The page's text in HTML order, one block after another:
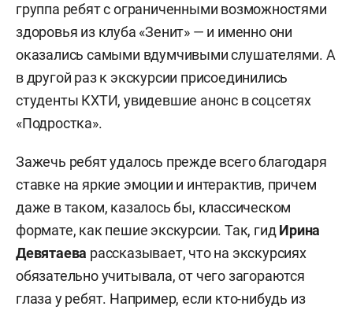
группа ребят с ограниченными возможностями
здоровья из клуба «Зенит» — и именно они
оказались самыми вдумчивыми слушателями. А
в другой раз к экскурсии присоединились
студенты КХТИ, увидевшие анонс в соцсетях
«Подростка».
Зажечь ребят удалось прежде всего благодаря
ставке на яркие эмоции и интерактив, причем
даже в таком, казалось бы, классическом
формате, как пешие экскурсии. Так, гидИрина
Девятаева рассказывает, что на экскурсиях
обязательно учитывала, от чего загораются
глаза у ребят. Например, если кто-нибудь из